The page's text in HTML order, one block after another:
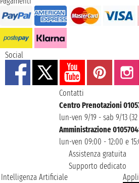
Social
Contatti
Centro Prenotazioni
lun-ven 9/19 - sab 9/13
Amministrazione
lun-ven 09:00 - 12:00 e
Assistenza gratuita
Supporto dedicato
Intelligenza Artificiale